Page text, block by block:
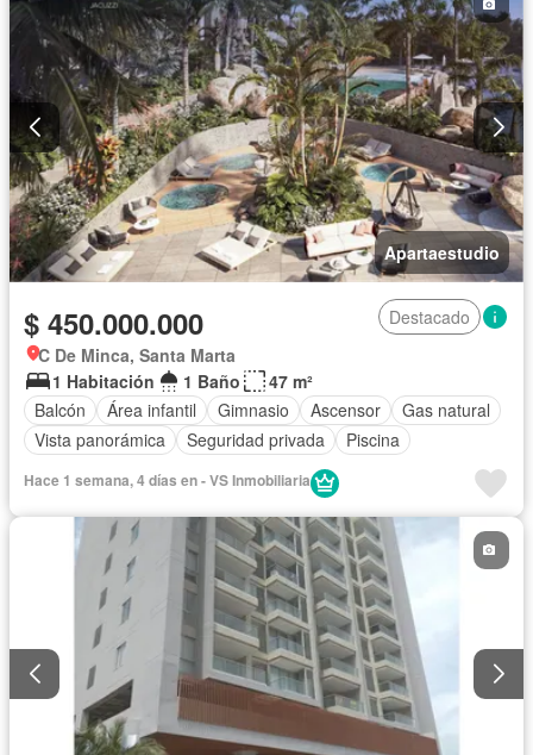
Apartaestudio
$ 450.000.000
Destacado
C De Minca, Santa Marta
1 Habitación
1 Baño
47 m²
Balcón
Área infantil Gimnasio Ascensor
Gas natural
Vista panorámica
Seguridad privada Piscina
Hace 1 semana, 4 días en - VS Inmobiliaria